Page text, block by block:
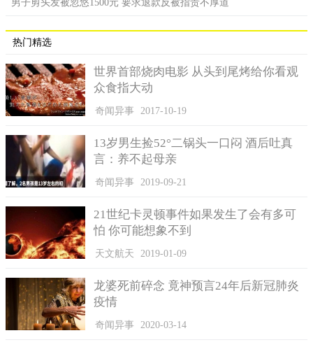
继勋说：此必有愿为婚者，不须备聘财，但酒炙可也。便给与他
为之纷扰。太祖派兵捕杀了百余犯案士兵，以平息事态，王氏未
宋太祖是念及王皇后去世前叮咛过，要善待他的弟弟，所以
才未处置王继勋，次年，大批将士揭发王继勋恶行，宋太祖感到
事态严重，将他解除兵权，让他改任彰国军留后。
王继勋自此更是残暴，强买民家子女为婢，稍不如意，加以
残害，而且吃其肉。杀害奴婢又吃人肉竟然让王继勋找到人生乐
趣，这残暴的行为直到有一天，关奴婢的围墙倒塌，奴婢们跑到
即使如此，宋太祖并没有严惩王继勋，詔削官爵，配流登
州，不久，改为右监门率府副率。开宝三年（970年），分司西
京，并未受到实质性惩罚。一时之间朝廷内外无比失望；在洛
外。前往王府贩卖女奴、棺材者络绎不绝。洛阳百姓受苦，但不
敢控告。
王继勋被捕之后，认罪伏法，招供自开宝六年（973年）四日
男子剪头发被忽悠1500元 要求退款反被指责不厚道
热门精选
世界首部烧肉电影 从头到尾烤给你看观
众食指大动
奇闻异事 2017-10-19
13岁男生捡52°二锅头一口闷 酒后吐真
言：养不起母亲
奇闻异事 2019-09-21
21世纪卡灵顿事件如果发生了会有多可
怕 你可能想象不到
天文航天 2019-01-09
龙婆死前碎念 竟神预言24年后新冠肺炎
疫情
奇闻异事 2020-03-14